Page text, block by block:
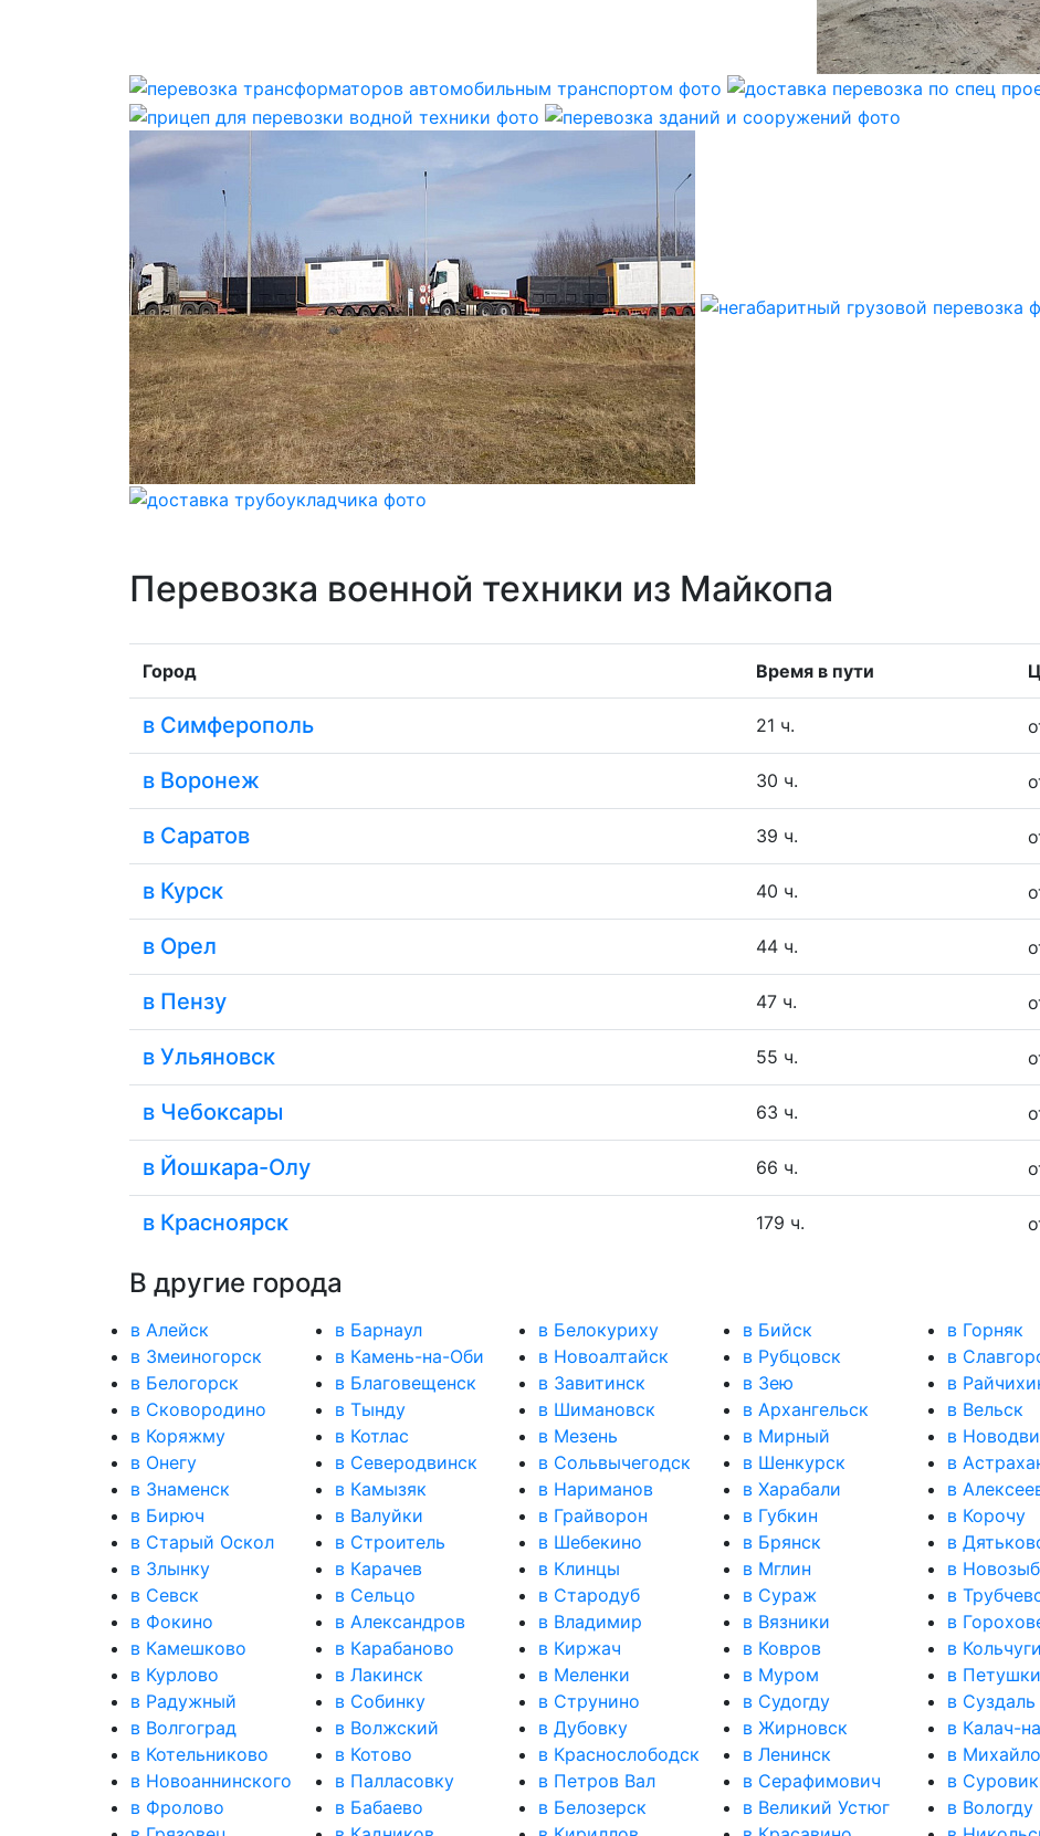
Перевозка военной техники из Майкопа
Город Время в пути
в Симферополь 21 ч.
в Воронеж 30 ч.
в Саратов 39 ч.
в Курск 40 ч.
в Орел 44 ч.
в Пензу 47 ч.
в Ульяновск 55 ч.
в Чебоксары 63 ч.
в Йошкара-Олу 66 ч.
в Красноярск 179 ч.
В другие города
в Алейск в Барнаул в Белокуриху в Бийск в Горняк
в Змеиногорск
в Камень-на-Оби в Новоалтайск в Рубцовск в
в Белогорск
в Благовещенск в Завитинск в Зею в
в Сковородино
в Тынду в Шимановск в Архангельск в Вельск
в Коряжму
в Котлас в Мезень в Мирный в
в Онегу
в Северодвинск в Сольвычегодск в Шенкурск в
в Знаменск
в Камызяк в Нариманов в Харабали в
в Бирюч
в Валуйки в Грайворон в Губкин в Корочу
в Старый Оскол
в Строитель в Шебекино в Брянск в
в Злынку
в Карачев в Клинцы в Мглин в
в Севск
в Сельцо в Стародуб в Сураж в
в Фокино
в Александров в Владимир в Вязники в
в Камешково
в Карабаново в Киржач в Ковров в
в Курлово
в Лакинск в Меленки в Муром в Петушки
в Радужный
в Собинку в Струнино в Судогду в Суздаль
в Волгоград
в Волжский в Дубовку в Жирновск в Калач-
в Котельниково
в Котово в Краснослободск в Ленинск в
в Новоаннинского
в Палласовку в Петров Вал в Серафимович в
в Фролово
в Бабаево в Белозерск в Великий Устюг в Вологду